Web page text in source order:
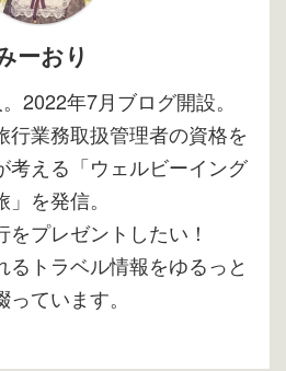
ーおり
2022年7月ブログ開設。
行業務取扱管理者の資格を
考える「ウェルビーイング
」を発信。
をプレゼントしたい！
るトラベル情報をゆるっと
っています。